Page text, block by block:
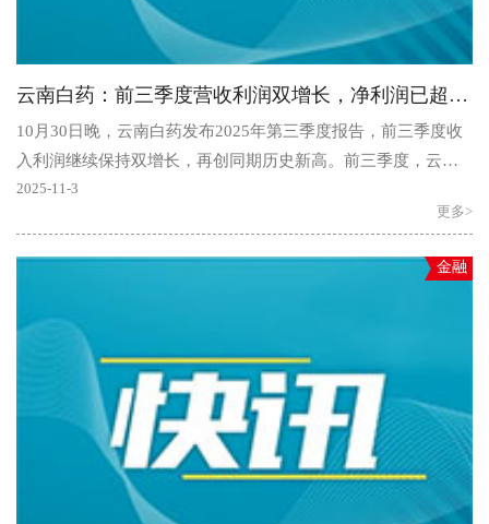
云南白药：前三季度营收利润双增长，净利润已超去年全年，产业结构持续优化
10月30日晚，云南白药发布2025年第三季度报告，前三季度收
入利润继续保持双增长，再创同期历史新高。前三季度，云南
白药实现营业收入306.54亿元，同比增长2.47%。归母净利..
2025-11-3
更多>
金融